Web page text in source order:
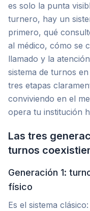
es solo la punta
turnero, hay un
primero, qué
al médico, cómo se
llamado y la
sistema de turnos
tres etapas
conviviendo en el
opera tu institución
Las tres
turnos
Generación 1:
físico
Es el sistema